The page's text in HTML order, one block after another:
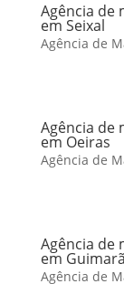
Agência de
em Seixal
Agência de
Agência de
em Oeiras
Agência de
Agência de
em
Agência de